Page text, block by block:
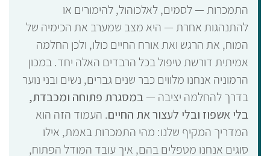
התמכרות — לסמים, לאלכוהול, להימורים או
להתנהגות אחרת — היא מצב שמערב את הכימיה של
המוח, את הרגש ואת אורח החיים כולו, ולכן החלמה
אמיתית דורשת טיפול בכל הרבדים האלה יחד. במכון
הרמוניה אנחנו מלווים כבר שנים גברים, נשים ובני נוער
בדרך להחלמה יציבה —במסגרת פתוחה ומכבדת,
בלי אשפוז ובלי לעצור את החיים. העמוד הזה הוא
המדריך המקיף שלנו: מהי התמכרות באמת, אילו
סוגים אנחנו מטפלים בהם, איך עובד המודל הפתוח,